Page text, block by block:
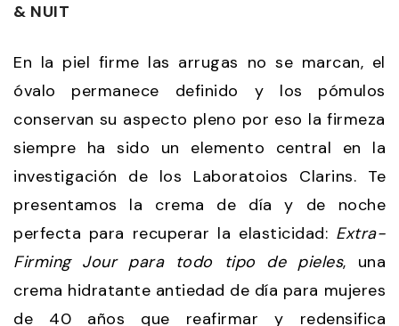
& NUIT
En la piel firme las arrugas no se marcan, el
óvalo permanece definido y los pómulos
conservan su aspecto pleno por eso la firmeza
siempre ha sido un elemento central en la
investigación de los Laboratoios Clarins. Te
presentamos la crema de día y de noche
perfecta para recuperar la elasticidad: Extra-
Firming Jour para todo tipo de pieles, una
crema hidratante antiedad de día para mujeres
de 40 años que reafirmar y redensifica